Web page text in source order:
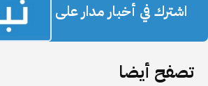
اشترك في أخبار مدار على
تصفح أيضا